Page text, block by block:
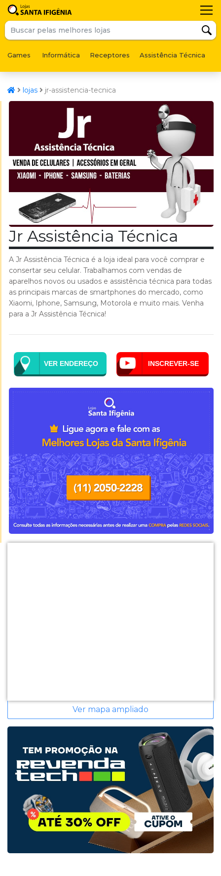
Games Informática Receptores Assistência Técnica
lojas jr-assistencia-tecnica
Jr Assistência Técnica
A Jr Assistência Técnica é a loja ideal para você comprar e
consertar seu celular. Trabalhamos com vendas de
aparelhos novos ou usados e assistência técnica para todas
as principais marcas de smartphones do mercado, como
Xiaomi, Iphone, Samsung, Motorola e muito mais. Venha
para a Jr Assistência Técnica!
VER ENDEREÇO INSCREVER-SE
Ver mapa ampliado